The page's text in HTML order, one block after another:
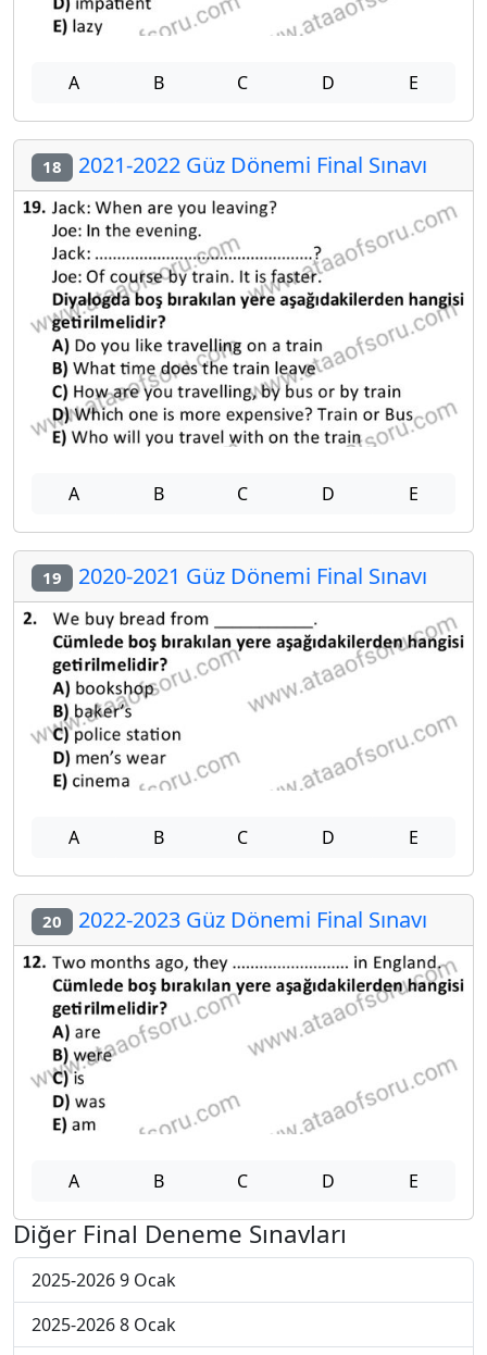
A B C D E
18 2021-2022 Güz Dönemi Final Sınavı
A B C D E
19 2020-2021 Güz Dönemi Final Sınavı
A B C D E
20 2022-2023 Güz Dönemi Final Sınavı
A B C D E
Diğer Final Deneme Sınavları
2025-2026 9 Ocak
2025-2026 8 Ocak